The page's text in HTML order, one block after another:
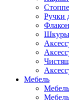
Ручки
Шкуры
Мебель